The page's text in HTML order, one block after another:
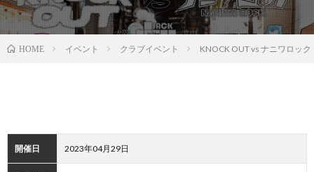
HOME イベント クラブイベント KNOCK OUT vs ナニワロック
開催日 2023年04月29日